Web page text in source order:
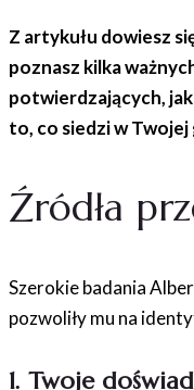
Z artykułu dowiesz
poznasz kilka
potwierdzających,
to, co siedzi w Twojej
Źródła
Szerokie badania
pozwoliły mu na
1. Twoje